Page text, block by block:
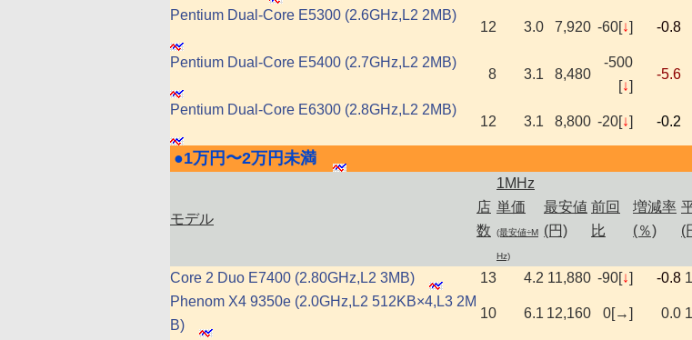
Pentium Dual-Core E5300 (2.6GHz,L2 2MB)
12 3.0 7,920 -60[↓] -0.8
Pentium Dual-Core E5400 (2.7GHz,L2 2MB)
8 3.1 8,480
-500
[↓]
-5.6
Pentium Dual-Core E6300 (2.8GHz,L2 2MB)
12 3.1 8,800 -20[↓] -0.2
●1万円〜2万円未満
モデル
店
数
1MHz
単価
(最安値÷M
Hz)
最安値
(円)
前回
比
増減率
(％)
(
Core 2 Duo E7400 (2.80GHz,L2 3MB) 13 4.2 11,880 -90[↓] -0.8
Phenom X4 9350e (2.0GHz,L2 512KB×4,L3 2M
B)
10 6.1 12,160 0[→] 0.0